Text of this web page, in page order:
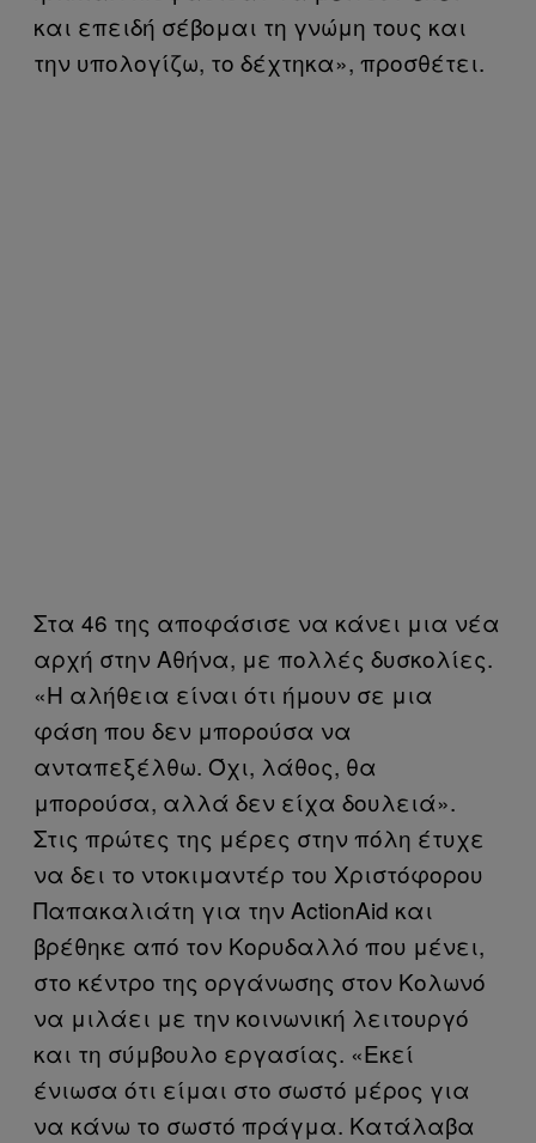
και επειδή σέβομαι τη γνώμη τους και
την υπολογίζω, το δέχτηκα», προσθέτει.
Στα 46 της αποφάσισε να κάνει μια νέα
αρχή στην Αθήνα, με πολλές δυσκολίες.
«Η αλήθεια είναι ότι ήμουν σε μια
φάση που δεν μπορούσα να
ανταπεξέλθω. Όχι, λάθος, θα
μπορούσα, αλλά δεν είχα δουλειά».
Στις πρώτες της μέρες στην πόλη έτυχε
να δει το ντοκιμαντέρ του Χριστόφορου
Παπακαλιάτη για την ActionAid και
βρέθηκε από τον Κορυδαλλό που μένει,
στο κέντρο της οργάνωσης στον Κολωνό
να μιλάει με την κοινωνική λειτουργό
και τη σύμβουλο εργασίας. «Εκεί
ένιωσα ότι είμαι στο σωστό μέρος για
να κάνω το σωστό πράγμα. Κατάλαβα